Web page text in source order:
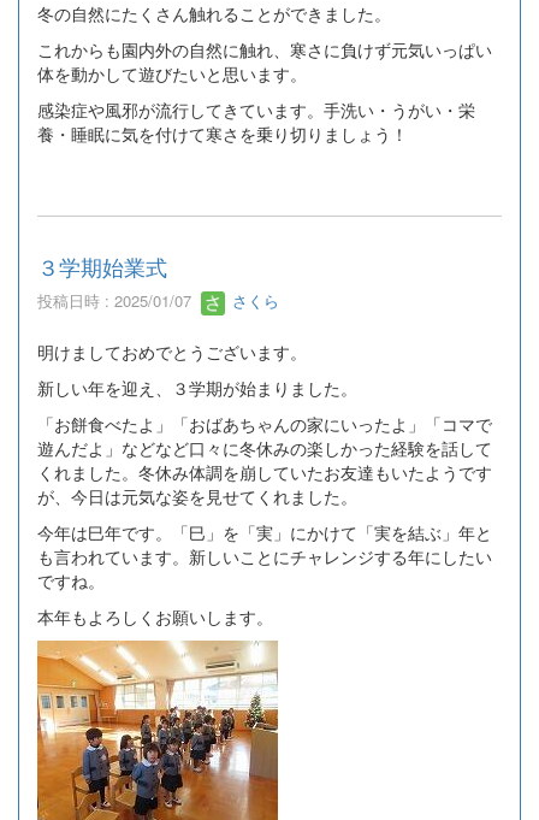
冬の自然にたくさん触れることができました。
これからも園内外の自然に触れ、寒さに負けず元気いっぱい
体を動かして遊びたいと思います。
感染症や風邪が流行してきています。手洗い・うがい・栄
養・睡眠に気を付けて寒さを乗り切りましょう！
３学期始業式
投稿日時 : 2025/01/07 さくら
明けましておめでとうございます。
新しい年を迎え、３学期が始まりました。
「お餅食べたよ」「おばあちゃんの家にいったよ」「コマで
遊んだよ」などなど口々に冬休みの楽しかった経験を話して
くれました。冬休み体調を崩していたお友達もいたようです
が、今日は元気な姿を見せてくれました。
今年は巳年です。「巳」を「実」にかけて「実を結ぶ」年と
も言われています。新しいことにチャレンジする年にしたい
ですね。
本年もよろしくお願いします。